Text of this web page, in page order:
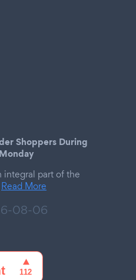
Shoppers During
integral part of the
Read More
08-06